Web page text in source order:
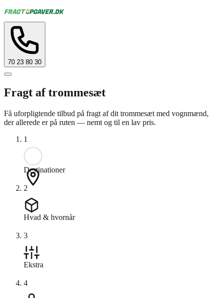
70 23 80 30
Fragt af trommesæt
Få uforpligtende tilbud på fragt af dit trommesæt med vognmænd,
der allerede er på ruten — nemt og til en lav pris.
1
Destinationer
2
Hvad & hvornår
3
Ekstra
4